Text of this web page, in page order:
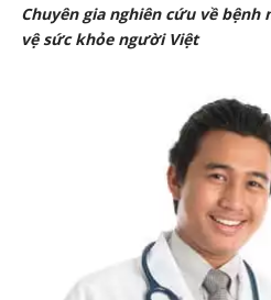
Chuyên gia nghiên cứu về
vệ sức khỏe người Việt